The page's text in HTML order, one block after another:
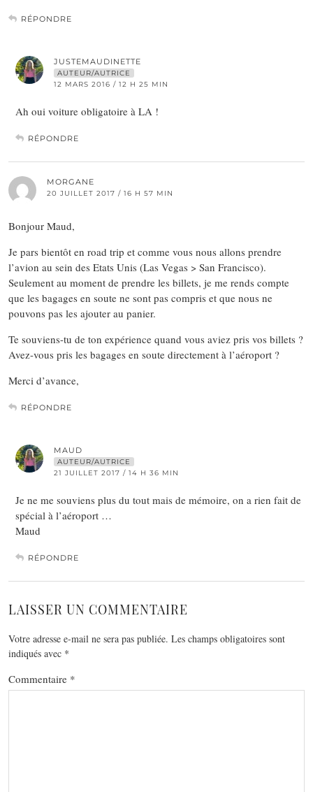
RÉPONDRE
JUSTEMAUDINETTE
AUTEUR/AUTRICE
12 MARS 2016 / 12 H 25 MIN
Ah oui voiture obligatoire à LA !
RÉPONDRE
MORGANE
20 JUILLET 2017 / 16 H 57 MIN
Bonjour Maud,
Je pars bientôt en road trip et comme vous nous allons prendre
l’avion au sein des Etats Unis (Las Vegas > San Francisco).
Seulement au moment de prendre les billets, je me rends compte
que les bagages en soute ne sont pas compris et que nous ne
pouvons pas les ajouter au panier.
Te souviens-tu de ton expérience quand vous aviez pris vos billets ?
Avez-vous pris les bagages en soute directement à l’aéroport ?
Merci d’avance,
RÉPONDRE
MAUD
AUTEUR/AUTRICE
21 JUILLET 2017 / 14 H 36 MIN
Je ne me souviens plus du tout mais de mémoire, on a rien fait de
spécial à l’aéroport …
Maud
RÉPONDRE
LAISSER UN COMMENTAIRE
Votre adresse e-mail ne sera pas publiée. Les champs obligatoires sont
indiqués avec *
Commentaire *